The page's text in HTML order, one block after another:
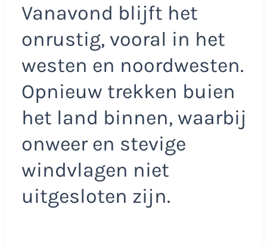
Vanavond blijft het
onrustig, vooral in het
westen en noordwesten.
Opnieuw trekken buien
het land binnen, waarbij
onweer en stevige
windvlagen niet
uitgesloten zijn.